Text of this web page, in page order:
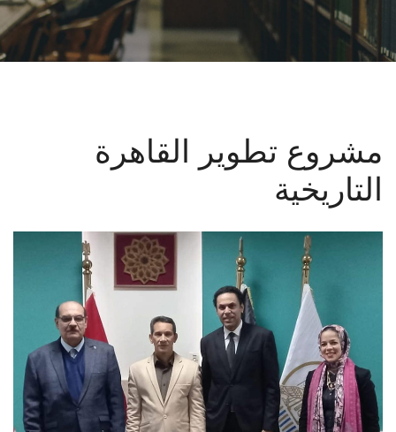
الشئون الأكاديمية
البحث العلمي
المراكز والوحدات
تواصل معنا
الطلاب
هيئة التدريس
مشروع تطوير القاهرة
التاريخية